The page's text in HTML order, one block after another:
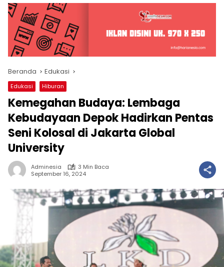
Beranda Edukasi
Edukasi Hiburan
Kemegahan Budaya: Lembaga
Kebudayaan Depok Hadirkan Pentas
Seni Kolosal di Jakarta Global
University
Adminesia
3 Min Baca
September 16, 2024